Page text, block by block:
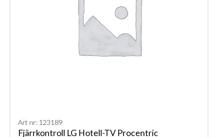
Art nr: 123189
Fjärrkontroll LG Hotell-TV Procentric